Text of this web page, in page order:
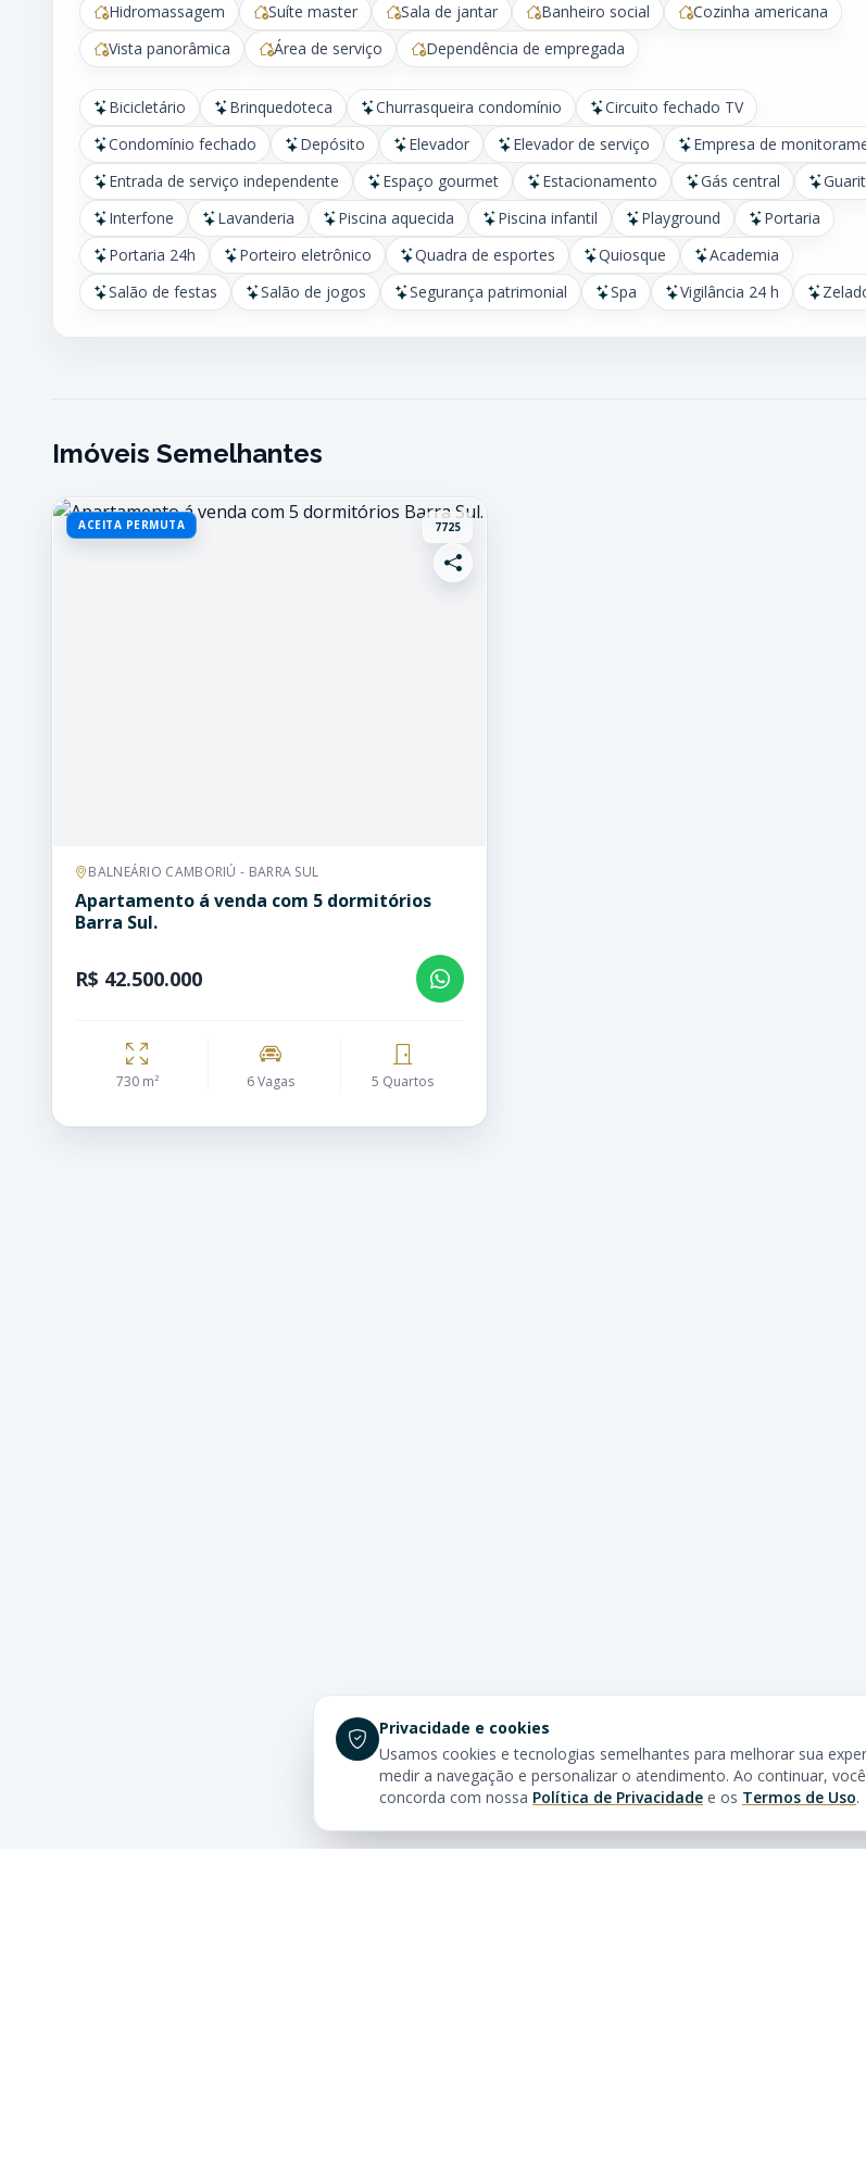
Hidromassagem
Suíte master Sala de jantar Banheiro social
Cozinha americana
Vista panorâmica
Área de serviço Dependência de empregada
Bicicletário Brinquedoteca Churrasqueira condomínio
Circuito fechado TV
Condomínio fechado
Depósito Elevador Elevador de serviço
Empresa de
Entrada de serviço independente
Espaço gourmet Estacionamento Gás central
Interfone
Lavanderia Piscina aquecida Piscina infantil Playground
Portaria
Portaria 24h
Porteiro eletrônico Quadra de esportes Quiosque
Academia
Salão de festas
Salão de jogos Segurança patrimonial Spa Vigilância 24 h
Imóveis Semelhantes
ACEITA PERMUTA 7725
BALNEÁRIO CAMBORIÚ - BARRA SUL
Apartamento á venda com 5 dormitórios
Barra Sul.
R$ 42.500.000
730 m² 6 Vagas 5 Quartos
Privacidade e cookies
Usamos cookies e tecnologias semelhantes para melhorar sua
medir a navegação e personalizar o atendimento. Ao continuar, você
concorda com nossa Política de Privacidade e os Termos de Uso.